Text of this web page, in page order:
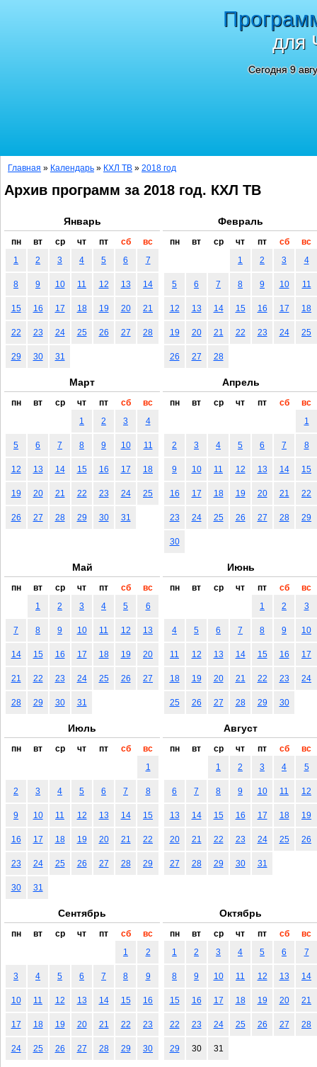
для
Сегодня 9
Главная » Календарь » КХЛ ТВ » 2018 год
Архив программ за 2018 год. КХЛ ТВ
Январь
пн вт ср чт пт сб
вс
1
2 3 4 5 6 7
8 9 10 11 12 13 14
15 16 17 18 19 20 21
22 23 24 25 26 27 28
29 30 31
Февраль
пн вт ср чт пт сб
вс
1
2 3 4
5 6 7 8 9 10 11
12 13 14 15 16 17 18
19 20 21 22 23 24 25
26 27 28
Март
пн вт ср чт пт сб
вс
1
2 3 4
5 6 7 8 9 10 11
12 13 14 15 16 17 18
19 20 21 22 23 24 25
26 27 28 29 30 31
Апрель
пн вт ср чт пт сб
вс
1
2 3 4 5 6 7 8
9 10 11 12 13 14 15
16 17 18 19 20 21 22
23 24 25 26 27 28 29
30
Май
пн вт ср чт пт сб
вс
1
2 3 4 5 6
7 8 9 10 11 12 13
14 15 16 17 18 19 20
21 22 23 24 25 26 27
28 29 30 31
Июнь
пн вт ср чт пт сб
вс
1
2 3
4 5 6 7 8 9 10
11 12 13 14 15 16 17
18 19 20 21 22 23 24
25 26 27 28 29 30
Июль
пн вт ср чт пт сб
вс
1
2 3 4 5 6 7 8
9 10 11 12 13 14 15
16 17 18 19 20 21 22
23 24 25 26 27 28 29
30 31
Август
пн вт ср чт пт сб
вс
1
2 3 4 5
6 7 8 9 10 11 12
13 14 15 16 17 18 19
20 21 22 23 24 25 26
27 28 29 30 31
Сентябрь
пн вт ср чт пт сб
вс
1
2
3 4 5 6 7 8 9
10 11 12 13 14 15 16
17 18 19 20 21 22 23
24 25 26 27 28 29 30
Октябрь
пн вт ср чт пт сб
вс
1
2 3 4 5 6 7
8 9 10 11 12 13 14
15 16 17 18 19 20 21
22 23 24 25 26 27 28
29 30 31